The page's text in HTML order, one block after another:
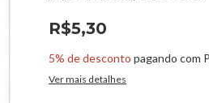
R$5,30
5% de desconto pagando com
Ver mais detalhes